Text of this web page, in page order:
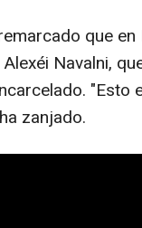
que
Navalni,
"Esto
zanjado.
Nacional
9 febrero 2021 12:55